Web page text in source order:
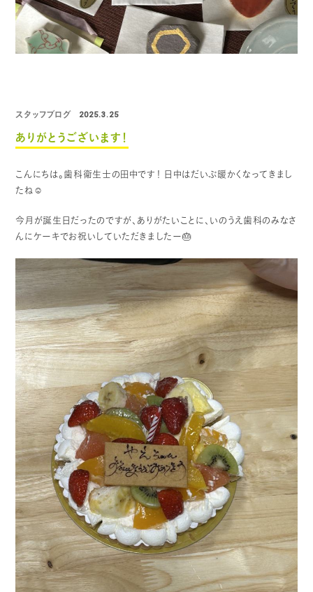
スタッフブログ 2025.3.25
ありがとうございます！
こんにちは。歯科衛生士の田中です！ 日中はだいぶ暖かくなってきまし
たね☺️
今月が誕生日だったのですが、ありがたいことに、いのうえ歯科のみなさ
んにケーキでお祝いしていただきましたー🎂